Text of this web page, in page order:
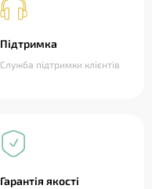
Підтримка
Служба підтримки клієнтів
Гарантія якості